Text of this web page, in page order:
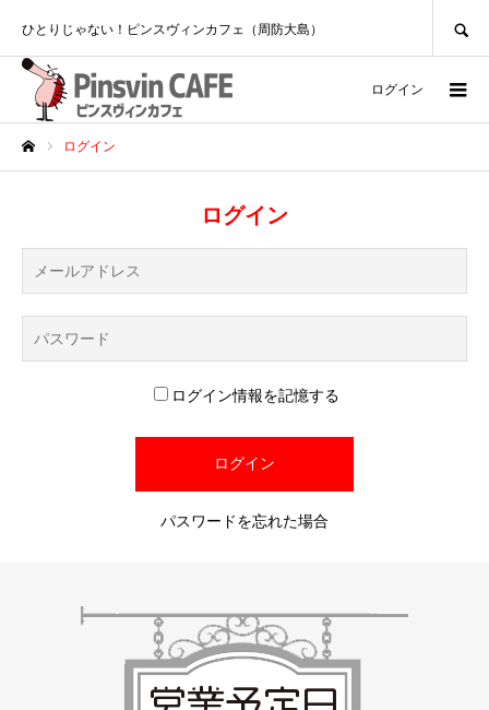
ひとりじゃない！ピンスヴィンカフェ（周防大島）
ログイン
ログイン
ログイン
ログイン情報を記憶する
パスワードを忘れた場合